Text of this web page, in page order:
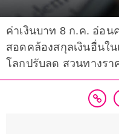
ค่าเงินบาท 8 ก.ค. อ่อน
สอดคล้องสกุลเงินอื่นใ
โลกปรับลด สวนทางร